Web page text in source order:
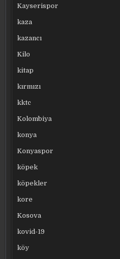
Kayserispor
kaza
kazancı
Kilo
kitap
kırmızı
kktc
Kolombiya
konya
Konyaspor
köpek
köpekler
kore
Kosova
kovid-19
köy